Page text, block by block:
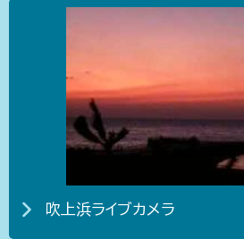
吹上浜ライブカメラ